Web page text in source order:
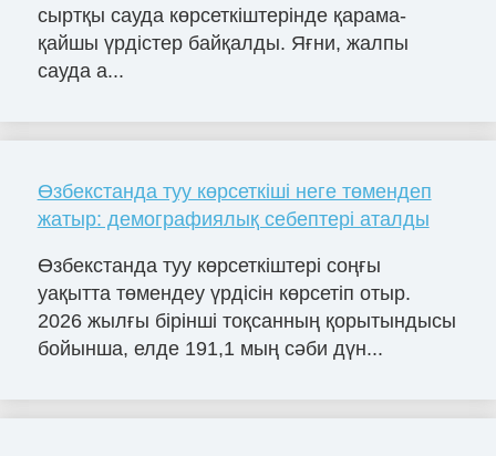
сыртқы сауда көрсеткіштерінде қарама-
қайшы үрдістер байқалды. Яғни, жалпы
сауда а...
Өзбекстанда туу көрсеткіші неге төмендеп
жатыр: демографиялық себептері аталды
Өзбекстанда туу көрсеткіштері соңғы
уақытта төмендеу үрдісін көрсетіп отыр.
2026 жылғы бірінші тоқсанның қорытындысы
бойынша, елде 191,1 мың сәби дүн...